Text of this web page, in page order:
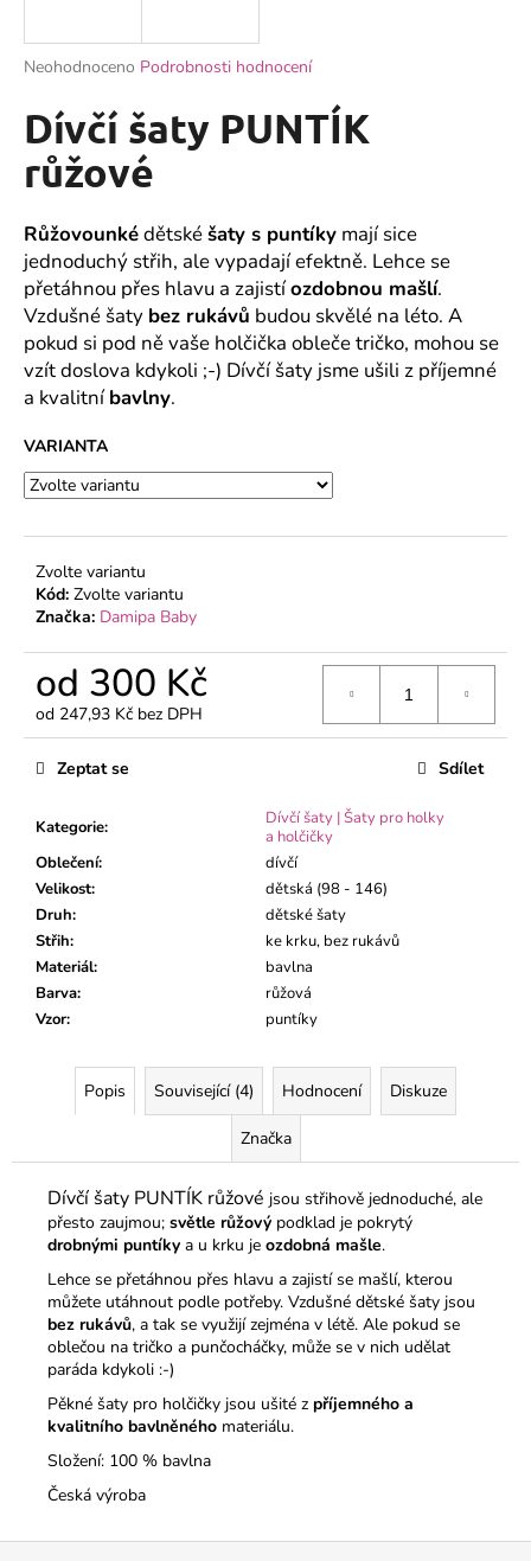
Průměrné
produktu
je
hvězdiček.
Neohodnoceno Podrobnosti hodnocení
Dívčí šaty PUNTÍK
růžové
Růžovounkédětskéšaty s puntíky mají sice
jednoduchý střih, ale vypadají efektně. Lehce se
přetáhnou přes hlavu a zajistíozdobnou mašlí.
Vzdušné šaty bez rukávů budou skvělé na léto. A
pokud si pod ně vaše holčička obleče tričko, mohou se
vzít doslova kdykoli ;-) Dívčí šaty jsme ušili z příjemné
a kvalitníbavlny.
VARIANTA
Zvolte variantu
Kód: Zvolte variantu
Značka: Damipa Baby
od 300 Kč
od 247,93 Kč bez DPH
Měrná
cena:
Kategorie:
Dívčí šaty | Šaty pro holky
a holčičky
Oblečení:
dívčí
Velikost:
dětská (98 - 146)
Druh:
dětské šaty
Střih:
ke krku, bez rukávů
Materiál:
bavlna
Barva:
růžová
Vzor: puntíky
Zeptat se Sdílet
Popis Související (4) Hodnocení Diskuze
Značka
Dívčí šaty PUNTÍK růžové jsou střihově jednoduché, ale
přesto zaujmou; světle růžový podklad je pokrytý
drobnými puntíky a u krku je ozdobná mašle.
Lehce se přetáhnou přes hlavu a zajistí se mašlí, kterou
můžete utáhnout podle potřeby. Vzdušné dětské šaty jsou
bez rukávů, a tak se využijí zejména v létě. Ale pokud se
oblečou na tričko a punčocháčky, může se v nich udělat
paráda kdykoli :-)
Pěkné šaty pro holčičky jsou ušité z příjemného a
kvalitního bavlněného materiálu.
Složení: 100 % bavlna
Česká výroba
j
t
?
HLEDAT
D
o
o
r
u
č
u
e
KOJENECKÉ
MÉĎA
195